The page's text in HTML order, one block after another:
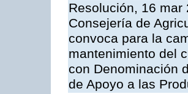
Resolución, 16
Consejería de
convoca para la
mantenimiento del
con Denominación
de Apoyo a las